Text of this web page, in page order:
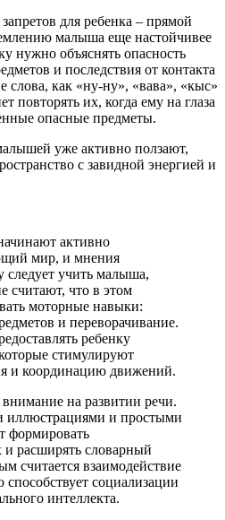
для ребенка – прямой
малыша еще настойчивее
нужно объяснять опасность
и последствия от контакта
слова, как «ну-ну», «вава», «кыс»
повторять их, когда ему на глаза
опасные предметы.
уже активно ползают,
с завидной энергией и
активно
мир, и мнения
следует учить малыша,
считают, что в этом
моторные навыки:
и переворачивание.
ребенку
стимулируют
и координацию движений.
на развитии речи.
иллюстрациями и простыми
формировать
и расширять словарный
считается взаимодействие
социализации
интеллекта.